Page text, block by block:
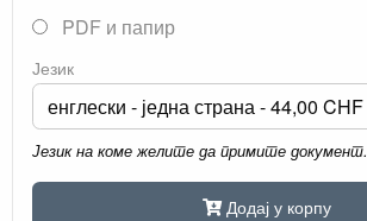
PDF и папир
Језик
Језик на коме желите да примите документ.
Додај у корпу